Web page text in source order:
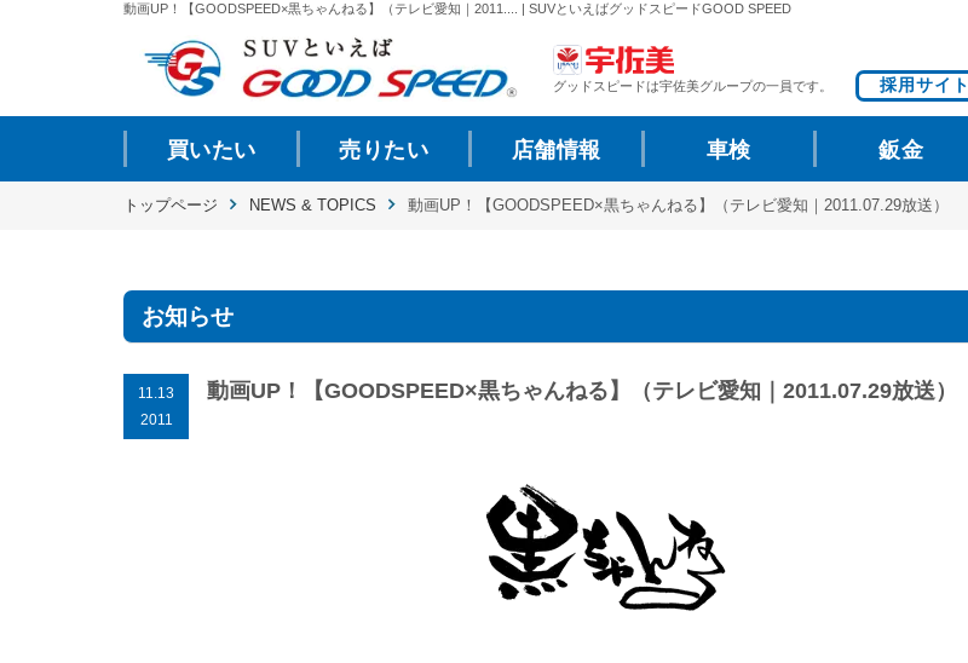
動画UP！【GOODSPEED×黒ちゃんねる】（テレビ愛知｜2011.... | SUVといえばグッドスピードGOOD SPEED
グッドスピードは宇佐美グループの一員です。 採用サイト
買いたい 売りたい 店舗情報 車検 鈑金
トップページ NEWS & TOPICS 動画UP！【GOODSPEED×黒ちゃんねる】（テレビ愛知｜2011.07.29放送）
お知らせ
11.13
2011
動画UP！【GOODSPEED×黒ちゃんねる】（テレビ愛知｜2011.07.29放送）